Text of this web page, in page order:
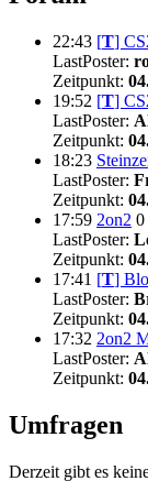
22:43 [T]
LastPoster:
Zeitpunkt:
19:52 [T]
LastPoster:
Zeitpunkt:
18:23
LastPoster:
Zeitpunkt:
17:59 2on2 0
LastPoster:
Zeitpunkt:
17:41 [T]
LastPoster:
Zeitpunkt:
17:32 2on2
LastPoster:
Zeitpunkt:
Umfragen
Derzeit gibt es